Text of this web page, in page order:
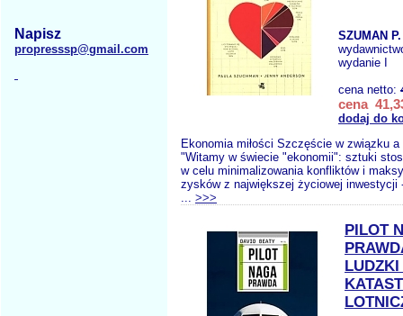
Napisz
propresssp@gmail.com
SZUMAN
wydanie I
cena netto:
cena
dodaj do
Ekonomia miłości Szczęście w związku
"Witamy w świecie "ekonomii": sztuki
w celu minimalizowania konfliktów i
zysków z największej życiowej inwestycji
... >>>
PILOT
LUDZKI